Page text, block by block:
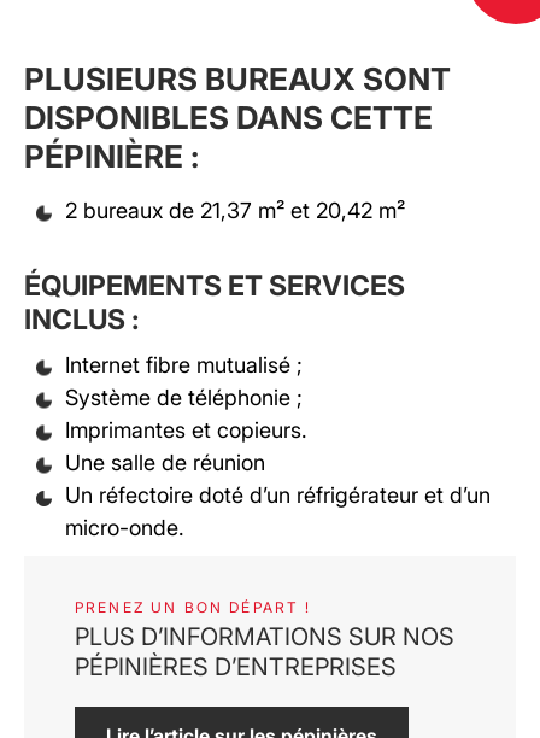
PLUSIEURS BUREAUX SONT
DISPONIBLES DANS CETTE
PÉPINIÈRE :
2 bureaux de 21,37 m² et 20,42 m²
ÉQUIPEMENTS ET SERVICES
INCLUS :
Internet fibre mutualisé ;
Système de téléphonie ;
Imprimantes et copieurs.
Une salle de réunion
Un réfectoire doté d’un réfrigérateur et d’un
micro-onde.
PRENEZ UN BON DÉPART !
PLUS D’INFORMATIONS SUR NOS
PÉPINIÈRES D’ENTREPRISES